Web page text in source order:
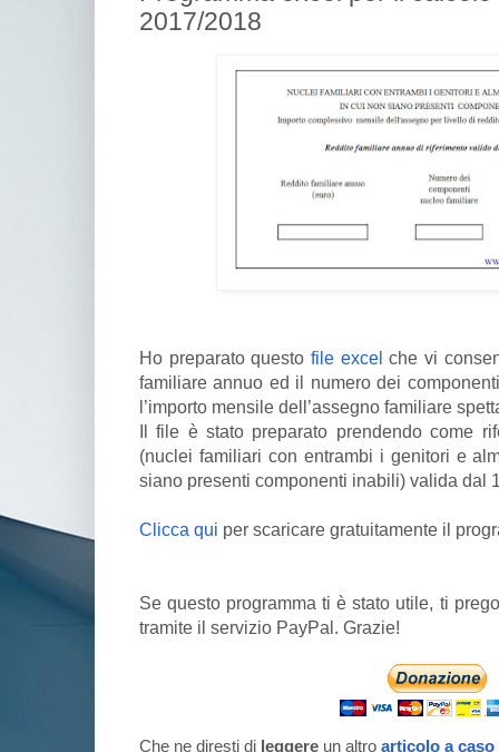
2017/2018
Ho preparato questo file excel che vi
familiare annuo ed il numero dei
l’importo mensile dell’assegno familiare
Il file è stato preparato prendendo come
(nuclei familiari con entrambi i genitori e
siano presenti componenti inabili) valida dal
Clicca qui per scaricare gratuitamente il
Se questo programma ti è stato utile, ti
tramite il servizio PayPal. Grazie!
Che ne diresti di leggere un altro articolo a caso